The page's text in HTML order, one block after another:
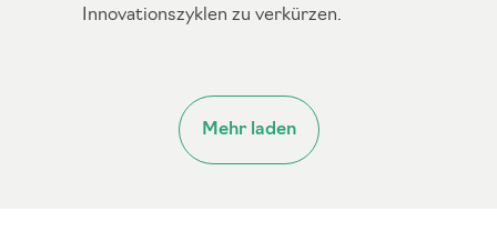
Innovationszyklen zu verkürzen.
Mehr laden